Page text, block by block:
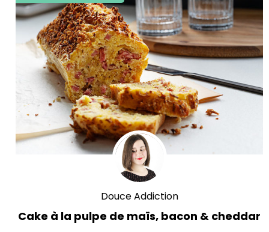
Douce Addiction
Cake à la pulpe de maïs, bacon & cheddar